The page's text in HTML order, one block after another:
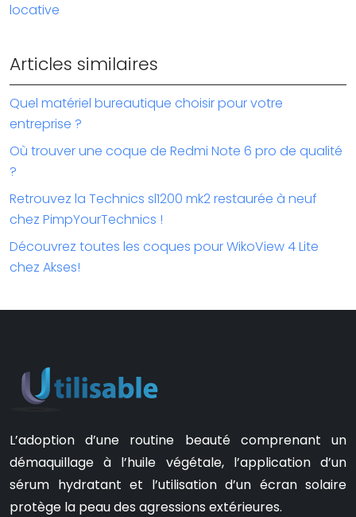
locative
Articles similaires
Quel matériel bureautique choisir pour votre
entreprise ?
Où trouver une coque de Redmi Note 6 pro de qualité
?
Retrouvez la Technics sl1200 mk2 restaurée à neuf
chez PimpYourTechnics !
Découvrez toutes les coques pour WikoView 4 Lite
chez Akses!
L’adoption d’une routine beauté comprenant un
démaquillage à l’huile végétale, l’application d’un
sérum hydratant et l’utilisation d’un écran solaire
protège la peau des agressions extérieures.